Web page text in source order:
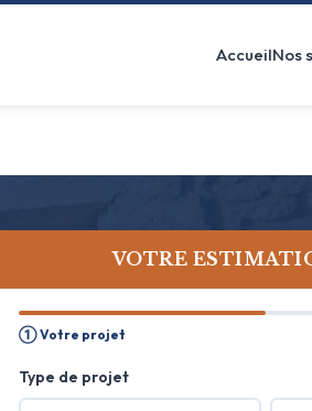
AccueilNos
VOTRE
① Votre projet
Type de projet